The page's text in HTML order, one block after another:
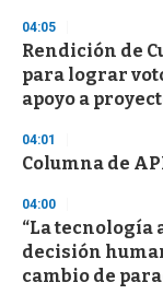
d
s
04:05
Rendición de
para lograr
apoyo a
04:01
Columna de
04:00
“La tecnología
decisión
cambio de